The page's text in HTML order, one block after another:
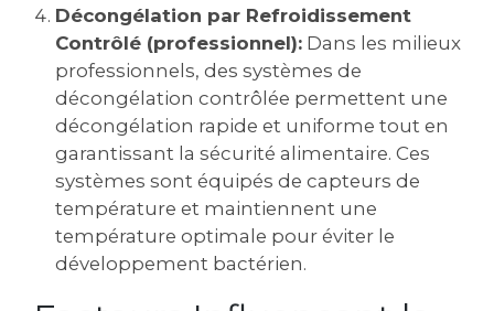
Décongélation par Refroidissement
Contrôlé (professionnel): Dans les milieux
professionnels, des systèmes de
décongélation contrôlée permettent une
décongélation rapide et uniforme tout en
garantissant la sécurité alimentaire. Ces
systèmes sont équipés de capteurs de
température et maintiennent une
température optimale pour éviter le
développement bactérien.